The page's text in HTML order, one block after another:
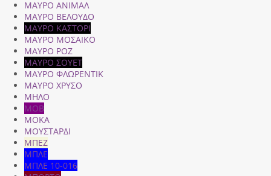
ΜΑΥΡΟ ΑΝΙΜΑΛ
ΜΑΥΡΟ ΒΕΛΟΥΔΟ
ΜΑΥΡΟ ΚΑΣΤΟΡΙ
ΜΑΥΡΟ ΜΟΣΑΙΚΟ
ΜΑΥΡΟ ΡΟΖ
ΜΑΥΡΟ ΣΟΥΕΤ
ΜΑΥΡΟ ΦΛΩΡΕΝΤΙΚ
ΜΑΥΡΟ ΧΡΥΣΟ
ΜΗΛΟ
ΜΟΒ
ΜΟΚΑ
ΜΟΥΣΤΑΡΔΙ
ΜΠΕΖ
ΜΠΛΕ
ΜΠΛΕ 10-016